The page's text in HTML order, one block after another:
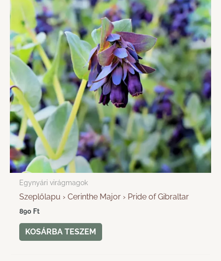
Egynyári virágmagok
Szeplőlapu › Cerinthe Major › Pride of Gibraltar
890 Ft
KOSÁRBA TESZEM